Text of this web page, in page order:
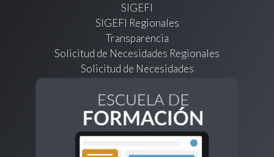
SIGEFI
SIGEFI Regionales
Transparencia
Solicitud de Necesidades Regionales
Solicitud de Necesidades